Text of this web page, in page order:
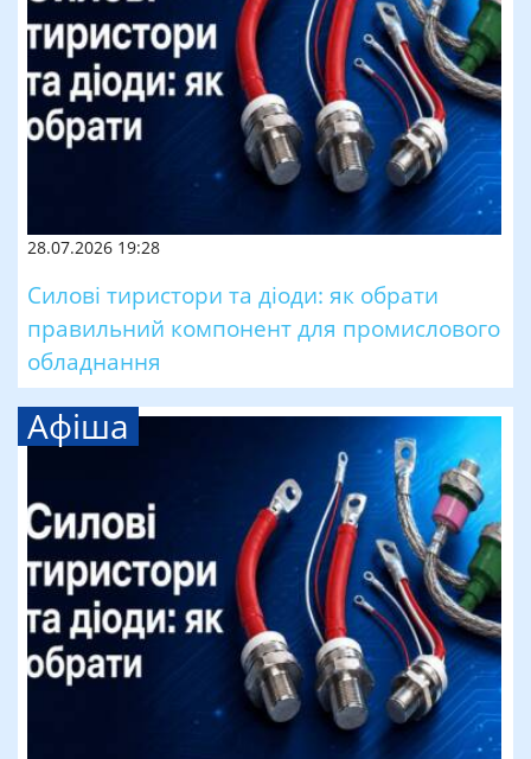
28.07.2026 19:28
Силові тиристори та діоди: як обрати
правильний компонент для промислового
обладнання
Афіша